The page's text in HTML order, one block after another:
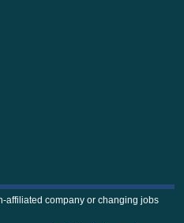
affiliated company or changing jobs